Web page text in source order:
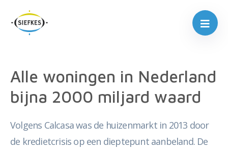
Alle woningen in Nederland
bijna 2000 miljard waard
Volgens Calcasa was de huizenmarkt in 2013 door
de kredietcrisis op een dieptepunt aanbeland. De